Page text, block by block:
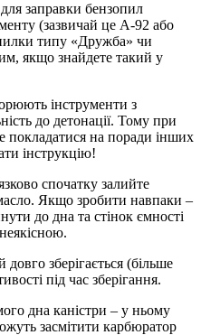
заправки бензопил
(зазвичай це А-92 або
типу «Дружба» чи
якщо знайдете такий у
інструменти з
до детонації. Тому при
покладатися на поради інших
інструкцію!
спочатку залийте
Якщо зробити навпаки –
до дна та стінок ємності
зберігається (більше
під час зберігання.
дна каністри – у ньому
засмітити карбюратор